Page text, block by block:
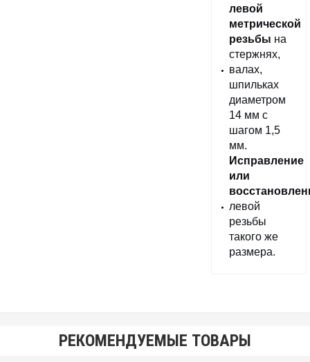
левой
метрической
резьбы на
стержнях,
валах,
шпильках
диаметром
14 мм с
шагом 1,5
мм.
Исправление
или
левой
резьбы
такого же
размера.
РЕКОМЕНДУЕМЫЕ ТОВАРЫ